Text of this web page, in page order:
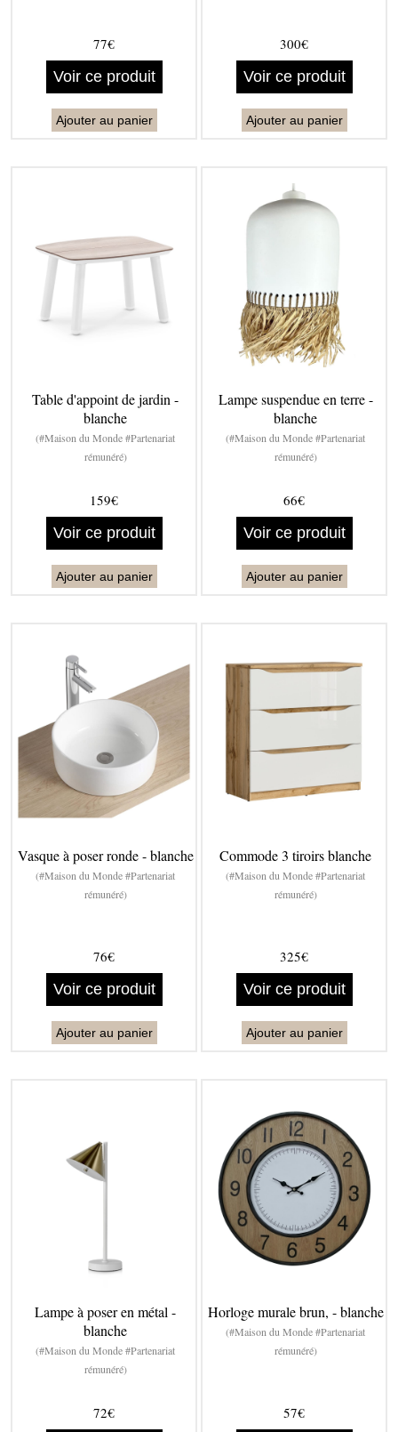
77€
Voir ce produit
Ajouter au panier
300€
Voir ce produit
Ajouter au panier
Table d'appoint de jardin -
blanche
(#Maison du Monde #Partenariat
rémunéré)
159€
Voir ce produit
Ajouter au panier
Lampe suspendue en terre -
blanche
(#Maison du Monde #Partenariat
rémunéré)
66€
Voir ce produit
Ajouter au panier
Vasque à poser ronde - blanche
(#Maison du Monde #Partenariat
rémunéré)
76€
Voir ce produit
Ajouter au panier
Commode 3 tiroirs blanche
(#Maison du Monde #Partenariat
rémunéré)
325€
Voir ce produit
Ajouter au panier
Lampe à poser en métal -
blanche
(#Maison du Monde #Partenariat
rémunéré)
72€
Horloge murale brun, - blanche
(#Maison du Monde #Partenariat
rémunéré)
57€